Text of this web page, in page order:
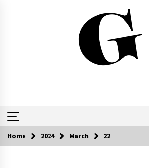
Home 2024 March 22